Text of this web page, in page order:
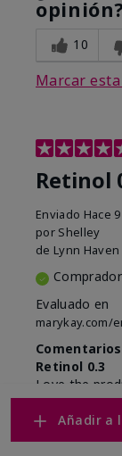
Añadir a
10
Marcar
Retinol
Enviado Hace
por Shelley
de Lynn Haven
Evaluado en
marykay.com/
Retinol 0.3
Love the
Mostrar
Conclusión